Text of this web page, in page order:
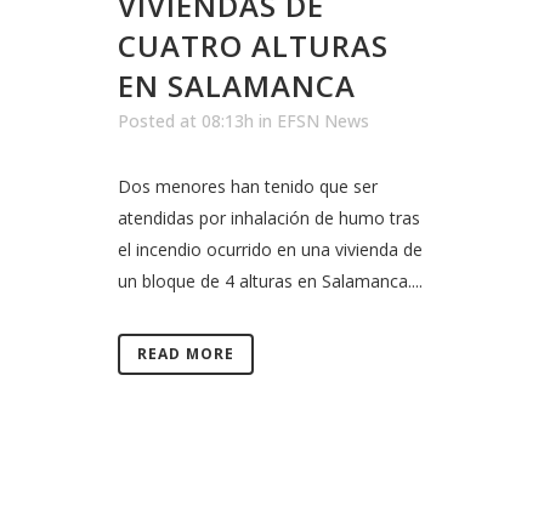
CUATRO ALTURAS
EN SALAMANCA
Posted at 08:13h in EFSN News
Dos menores han tenido que ser
atendidas por inhalación de humo tras
el incendio ocurrido en una vivienda de
un bloque de 4 alturas en Salamanca....
READ MORE